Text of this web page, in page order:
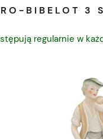
BIBELOT 3
regularnie w